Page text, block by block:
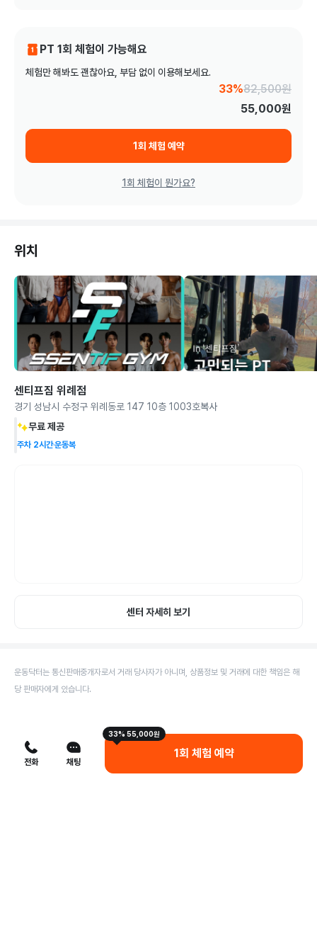
PT 1회 체험이 가능해요
체험만 해봐도 괜찮아요, 부담 없이 이용해보세요.
33%82,500원
55,000원
1회 체험 예약
1회 체험이 뭔가요?
위치
센티프짐 위례점
경기 성남시 수정구 위례동로 147 10층 1003호복사
무료 제공
주차 2시간운동복
센터 자세히 보기
운동닥터는 통신판매중개자로서 거래 당사자가 아니며, 상품정보 및 거래에 대한 책임은 해
당 판매자에게 있습니다.
전화 채팅
33% 55,000원
1회 체험 예약